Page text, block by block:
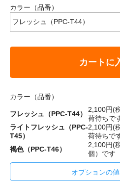
カラー（品番）
カートに
カラー（品番）
フレッシュ（PPC-T44）
2,100円(
荷待ちで
ライトフレッシュ（PPC-
T45）
2,100円(
荷待ちで
褐色（PPC-T46）
2,100円(
個）です
オプションの